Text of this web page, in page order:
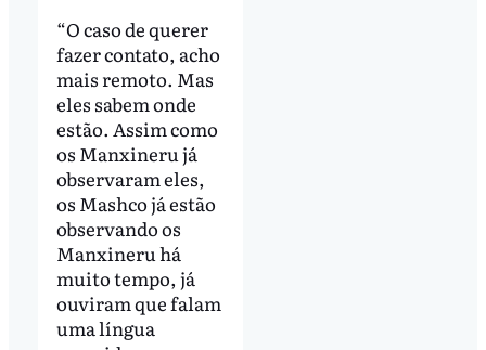
“O caso de querer
fazer contato, acho
mais remoto. Mas
eles sabem onde
estão. Assim como
os Manxineru já
observaram eles,
os Mashco já estão
observando os
Manxineru há
muito tempo, já
ouviram que falam
uma língua